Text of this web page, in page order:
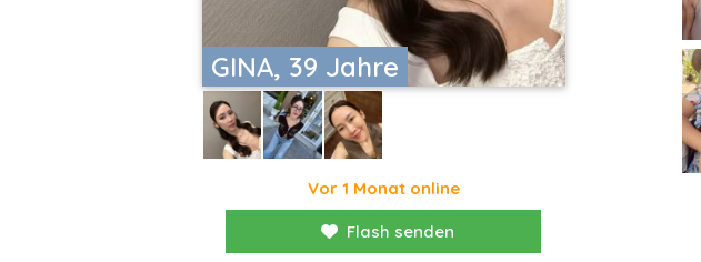
GINA, 39 Jahre
Vor 1 Monat online
Flash senden